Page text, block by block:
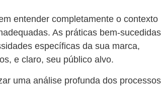
entender completamente o contexto
As práticas bem-sucedidas
específicas da sua marca,
e claro, seu público alvo.
uma análise profunda dos processos